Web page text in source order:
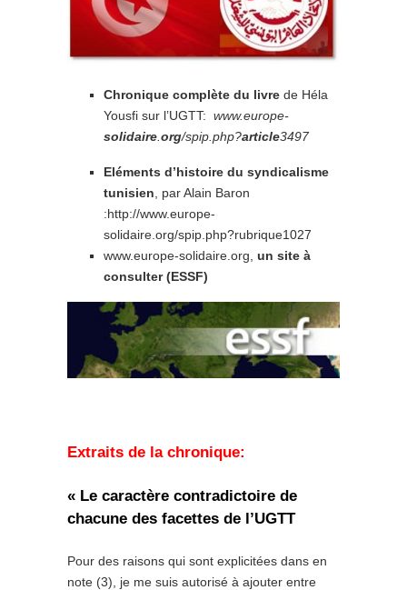
Chronique complète du livre de Héla
Yousfi sur l’UGTT: www.europe-
solidaire org/spip.php?article3497
Eléments d’histoire du syndicalisme
tunisien , par Alain Baron
:http://www.europe-
solidaire.org/spip.php?rubrique1027
www.europe-solidaire.org, un site à
consulter (ESSF)
Extraits de la chronique:
« Le caractère contradictoire de
chacune des facettes de l’UGTT
Pour des raisons qui sont explicitées dans en
note (3), je me suis autorisé à ajouter entre